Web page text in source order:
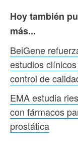
Hoy también
más...
BeiGene
estudios
control de
EMA estudia
con fármacos
prostática